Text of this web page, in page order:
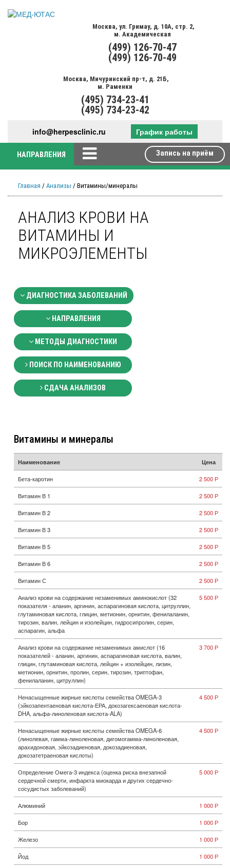
Москва, ул. Гримау, д. 10А, стр. 2,
м. Академическая
(499) 126-70-47
(499) 126-70-49
Москва, Мичуринский пр-т, д. 21Б,
м. Раменки
(495) 734-23-41
(495) 734-23-42
info@herpesclinic.ru График работы
НАПРАВЛЕНИЯ Запись на приём
Главная / Анализы / Витамины/минералы
АНАЛИЗ КРОВИ НА
ВИТАМИНЫ И
МИКРОЭЛЕМЕНТЫ
ДИАГНОСТИКА ЗАБОЛЕВАНИЙ
НАПРАВЛЕНИЯ
МЕТОДЫ ДИАГНОСТИКИ
ПОИСК ПО НАИМЕНОВАНИЮ
СДАЧА АНАЛИЗОВ
Витамины и минералы
Наименование Цена
Бета-каротин 2 500 Р
Витамин В 1 2 500 Р
Витамин В 2 2 500 Р
Витамин В 3 2 500 Р
Витамин В 5 2 500 Р
Витамин В 6 2 500 Р
Витамин С 2 500 Р
Анализ крови на содержание незаменимых аминокислот (32
показателя - аланин, аргинин, аспарагиновая кислота, цитруллин,
глутаминовая кислота, глицин, метионин, орнитин, фенилаланин,
тирозин, валин, лейцин и изолейцин, гидросипролин, серин,
аспарагин, альфа
5 500 Р
Анализ крови на содержание незаменимых амислот (16
показателей - аланин, аргинин, аспарагиновая кислота, валин,
глицин, глутаминовая кислота, лейцин + изолейцин, лизин,
метионин, орнитин, пролин, серин, тирозин, триптофан,
фенилаланин, цитруллин)
3 700 Р
Ненасыщенные жирные кислоты семейства OMEGA-3
(эйкозапентаеновая кислота-ЕРА, докозагексаеновая кислота-
DHA, альфа-линоленовая кислота-ALA)
4 500 Р
Ненасыщенные жирные кислоты семейства OMEGA-6
(линолевая, гамма-линоленовая, дигомогамма-линоленовая,
арахидоновая, эйкозадиеновая, докозадиеновая,
докозатетраеновая кислоты)
4 500 Р
Определение Омега-3 индекса (оценка риска внезапной
сердечной смерти, инфаркта миокарда и других сердечно-
сосудистых заболеваний)
5 000 Р
Алюминий 1 000 Р
Бор 1 000 Р
Железо 1 000 Р
Йод 1 000 Р